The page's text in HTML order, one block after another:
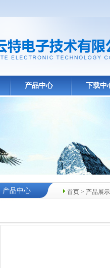
产品中心 下载中
首页 > 产品展示
产品中心